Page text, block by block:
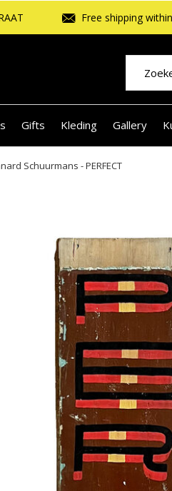
Gifts Kleding Gallery
Free shipping
Schuurmans - PERFECT